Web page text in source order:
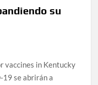
su
19 se abrirán a